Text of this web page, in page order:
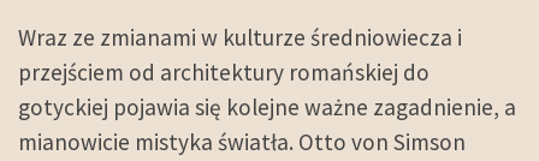
Wraz ze zmianami w kulturze średniowiecza i
przejściem od architektury romańskiej do
gotyckiej pojawia się kolejne ważne zagadnienie, a
mianowicie mistyka światła. Otto von Simson